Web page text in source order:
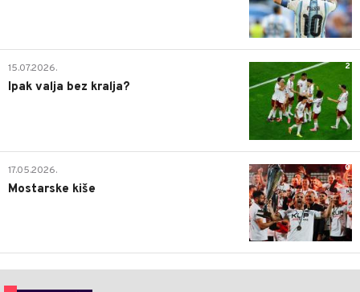
2
15.07.2026.
Ipak valja bez kralja?
0
17.05.2026.
Mostarske kiše